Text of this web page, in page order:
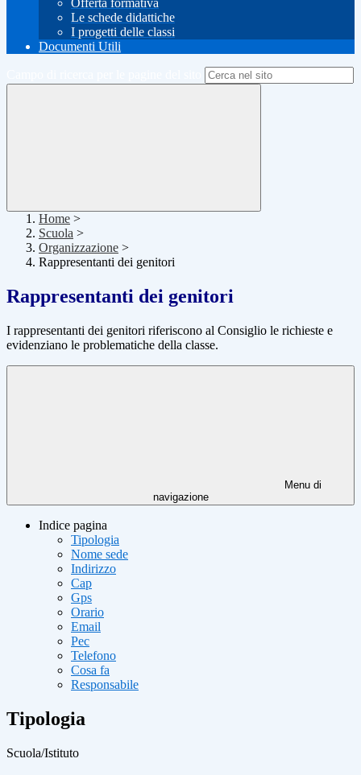
Offerta formativa
Le schede didattiche
I progetti delle classi
Documenti Utili
Home >
Scuola >
Organizzazione >
Rappresentanti dei genitori
Rappresentanti dei genitori
I rappresentanti dei genitori riferiscono al Consiglio le richieste e
evidenziano le problematiche della classe.
Menu di
navigazione
Indice pagina
Tipologia
Nome sede
Indirizzo
Cap
Gps
Orario
Email
Pec
Telefono
Cosa fa
Responsabile
Tipologia
Scuola/Istituto